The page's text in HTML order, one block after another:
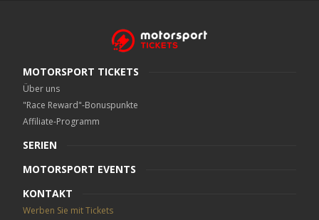
MOTORSPORT TICKETS
Über uns
"Race Reward"-Bonuspunkte
Affiliate-Programm
SERIEN
MOTORSPORT EVENTS
KONTAKT
Werben Sie mit Tickets